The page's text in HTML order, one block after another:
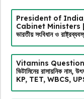
President of
Cabinet
ভারতীয় সংবিধান ও
Vitamins
ভিটামিনের রাসায়নিক
KP, TET, WBCS,